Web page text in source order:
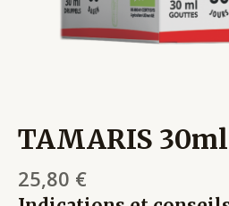
TAMARIS
25,80 €